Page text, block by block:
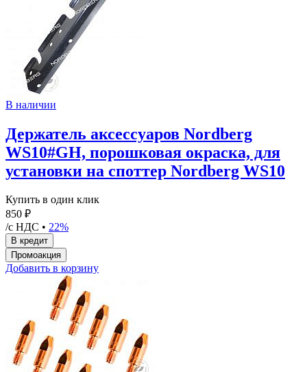
В наличии
Держатель аксессуаров Nordberg
WS10#GH, порошковая окраска, для
установки на споттер Nordberg WS10
Купить в один клик
850 ₽
/с НДС • 22%
Добавить в корзину